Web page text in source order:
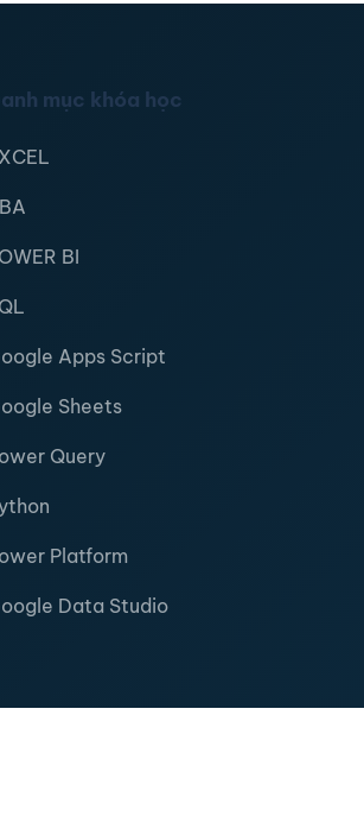
mục khóa học
BI
Apps Script
Sheets
Query
Platform
Data Studio